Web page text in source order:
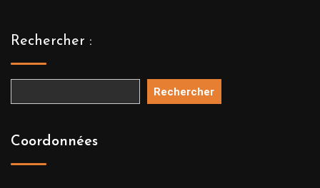
Rechercher :
Rechercher
Coordonnées